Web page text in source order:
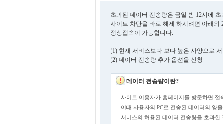
초과된 데이터 전송량은 금일 밤 12시에
사이트 차단을 바로 해제 하시려면 아래의
정상접속이 가능합니다.
(1) 현재 서비스보다 보다 높은 사양으로
(2) 데이터 전송량 추가 옵션을 신청
데이터 전송량이란?
사이트 이용자가 홈페이지를 방문하면 접
이때 사용자의 PC로 전송된 데이터의 양
서비스의 허용된 데이터 전송량을 초과